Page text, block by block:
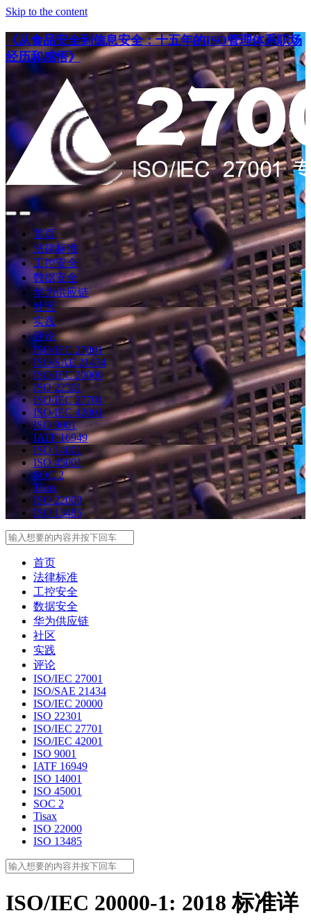
Skip to the content
《从食品安全到信息安全：十五年的ISO管理体系职场
经历和感悟》
点
搜
索
点
此
导
航
首页
法律标准
工控安全
数据安全
华为供应链
社区
实践
评论
ISO/IEC 27001
ISO/SAE 21434
ISO/IEC 20000
ISO 22301
ISO/IEC 27701
ISO/IEC 42001
ISO 9001
IATF 16949
ISO 14001
ISO 45001
SOC 2
Tisax
ISO 22000
ISO 13485
首页
法律标准
工控安全
数据安全
华为供应链
社区
实践
评论
ISO/IEC 27001
ISO/SAE 21434
ISO/IEC 20000
ISO 22301
ISO/IEC 27701
ISO/IEC 42001
ISO 9001
IATF 16949
ISO 14001
ISO 45001
SOC 2
Tisax
ISO 22000
ISO 13485
ISO/IEC 20000-1: 2018 标准详